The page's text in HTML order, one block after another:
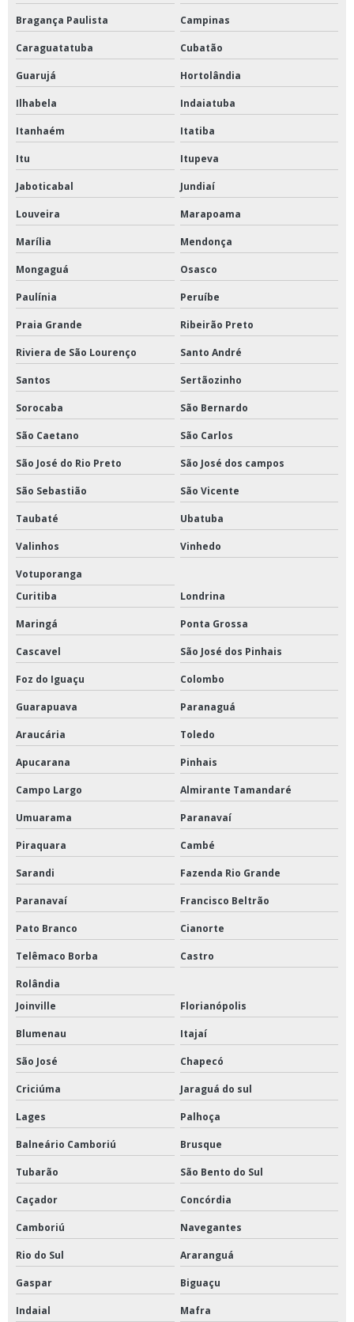
Valvula governo
Valvula retencao horizontal
Valvula retenção vertical
Válvula retenção vertical inox
Valvulas de aço carbono
Válvulas de esfera mga
Bragança Paulista Campinas
Caraguatatuba Cubatão
Guarujá Hortolândia
Ilhabela Indaiatuba
Itanhaém Itatiba
Itu Itupeva
Jaboticabal Jundiaí
Louveira Marapoama
Marília Mendonça
Mongaguá Osasco
Paulínia Peruíbe
Praia Grande Ribeirão Preto
Riviera de São Lourenço Santo André
Santos Sertãozinho
Sorocaba São Bernardo
São Caetano São Carlos
São José do Rio Preto São José dos campos
São Sebastião São Vicente
Taubaté Ubatuba
Valinhos Vinhedo
Votuporanga
Curitiba
Londrina
Maringá Ponta Grossa
Cascavel São José dos Pinhais
Foz do Iguaçu Colombo
Guarapuava Paranaguá
Araucária Toledo
Apucarana Pinhais
Campo Largo Almirante Tamandaré
Umuarama Paranavaí
Piraquara Cambé
Sarandi Fazenda Rio Grande
Paranavaí Francisco Beltrão
Pato Branco Cianorte
Telêmaco Borba Castro
Rolândia
Joinville
Florianópolis
Blumenau Itajaí
São José Chapecó
Criciúma Jaraguá do sul
Lages Palhoça
Balneário Camboriú Brusque
Tubarão São Bento do Sul
Caçador Concórdia
Camboriú Navegantes
Rio do Sul Araranguá
Gaspar Biguaçu
Indaial Mafra